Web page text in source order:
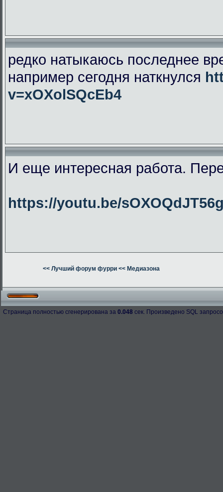
редко натыкаюсь последнее
например сегодня наткнулся
v=xOXolSQcEb4
И еще интересная работа.
https://youtu.be/
<< Лучший форум фурри << Медиазона
Страница полностью сгенерирована за 0.048 сек. Произведено SQL